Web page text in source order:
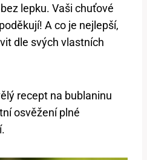
lepku. Vaši chuťové
A co je nejlepší,
dle svých vlastních
recept na bublaninu
osvěžení plné